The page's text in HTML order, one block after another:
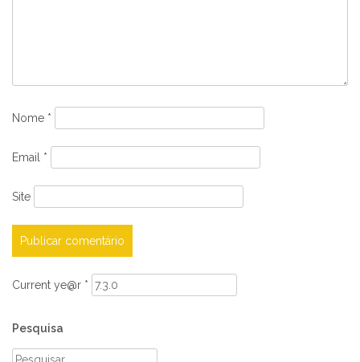
Nome *
Email *
Site
Current ye@r *
Pesquisa
Pesquisar